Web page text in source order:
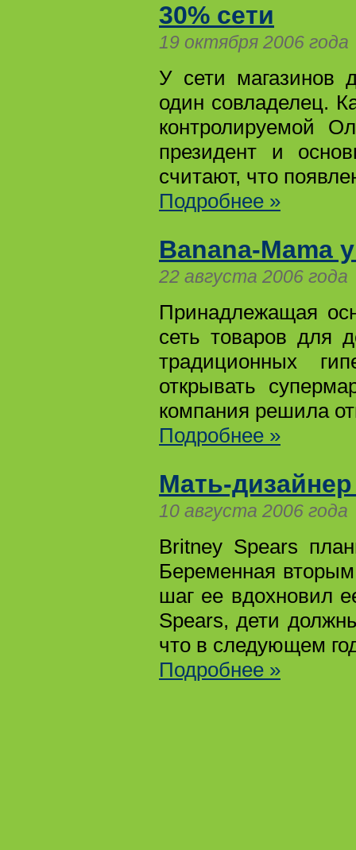
30% сети
19 октября 2006 года
У сети магазинов
один совладелец.
контролируемой
президент и
считают, что
Подробнее »
Banana-Mama
22 августа 2006 года
Принадлежащая
сеть товаров для
традиционных
открывать
компания решила
Подробнее »
Мать-
10 августа 2006 года
Britney Spears
Беременная вторым
шаг ее вдохновил
Spears, дети
что в следующем
Подробнее »